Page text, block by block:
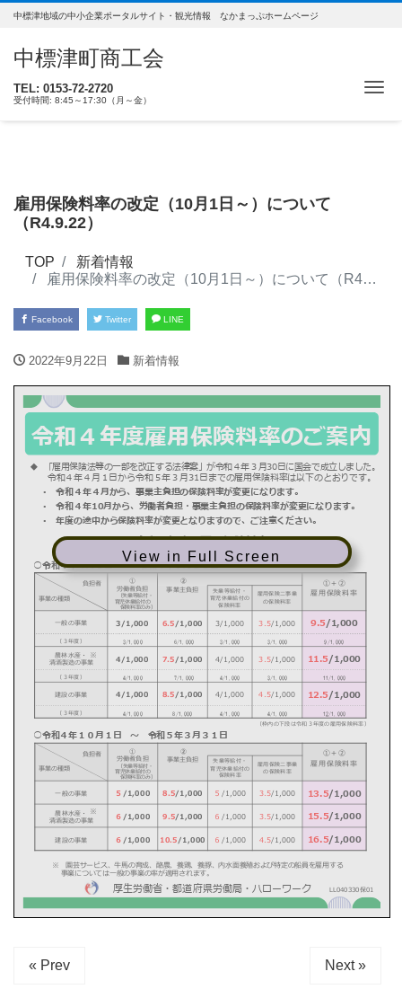
中標津地域の中小企業ポータルサイト・観光情報 なかまっぷホームページ
中標津町商工会
TEL: 0153-72-2720
受付時間: 8:45～17:30（月～金）
ナ
雇用保険料率の改定（10月1日～）について
（R4.9.22）
TOP
新着情報
雇用保険料率の改定（10月1日～）について（R4.9.22）
Facebook Twitter LINE
2022年9月22日 新着情報
View in Full Screen
« Prev Next »